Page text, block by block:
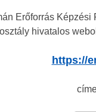
egészségügyi
érvényes működési
ügyfélszolgálatunkon
kitöltött és saját
Erőforrás
hivatalos
https://